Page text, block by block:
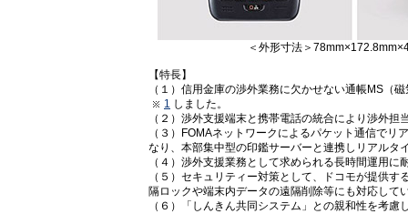
＜外形寸法＞
【特長】
（１）信用金庫の渉外業務に欠かせない通帳MS（
1
しました。
（２）渉外支援端末と携帯電話の統合により渉外
（３）FOMAネットワークによるパケット通信で
なり、本部集中型の印鑑サーバーと連携しリアルタ
（４）渉外支援業務として求められる長時間運用
（５）セキュリティー対策として、ドコモが提供
隔ロックや端末内データの遠隔削除等にも対応して
（６）「しんきん共同システム」との親和性を考